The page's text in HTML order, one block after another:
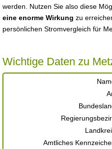
werden. Nutzen Sie also diese
eine enorme Wirkung zu
persönlichen Stromvergleich für
Wichtige Daten zu
Amtliches